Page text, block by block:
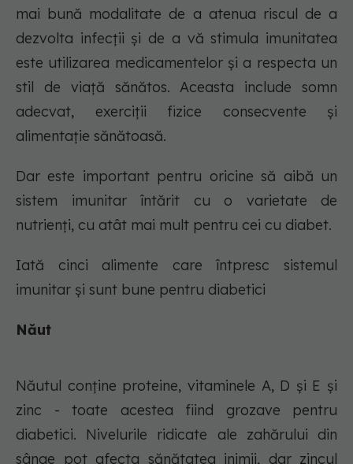
mai bună modalitate de a atenua riscul de a
dezvolta infecții și de a vă stimula imunitatea
este utilizarea medicamentelor și a respecta un
stil de viață sănătos. Aceasta include somn
adecvat, exerciții fizice consecvente și
alimentație sănătoasă.
Dar este important pentru oricine să aibă un
sistem imunitar întărit cu o varietate de
nutrienți, cu atât mai mult pentru cei cu diabet.
Iată cinci alimente care întpresc sistemul
imunitar și sunt bune pentru diabetici
Năut
Năutul conține proteine, vitaminele A, D și E și
zinc - toate acestea fiind grozave pentru
diabetici. Nivelurile ridicate ale zahărului din
sânge pot afecta sănătatea inimii, dar zincul